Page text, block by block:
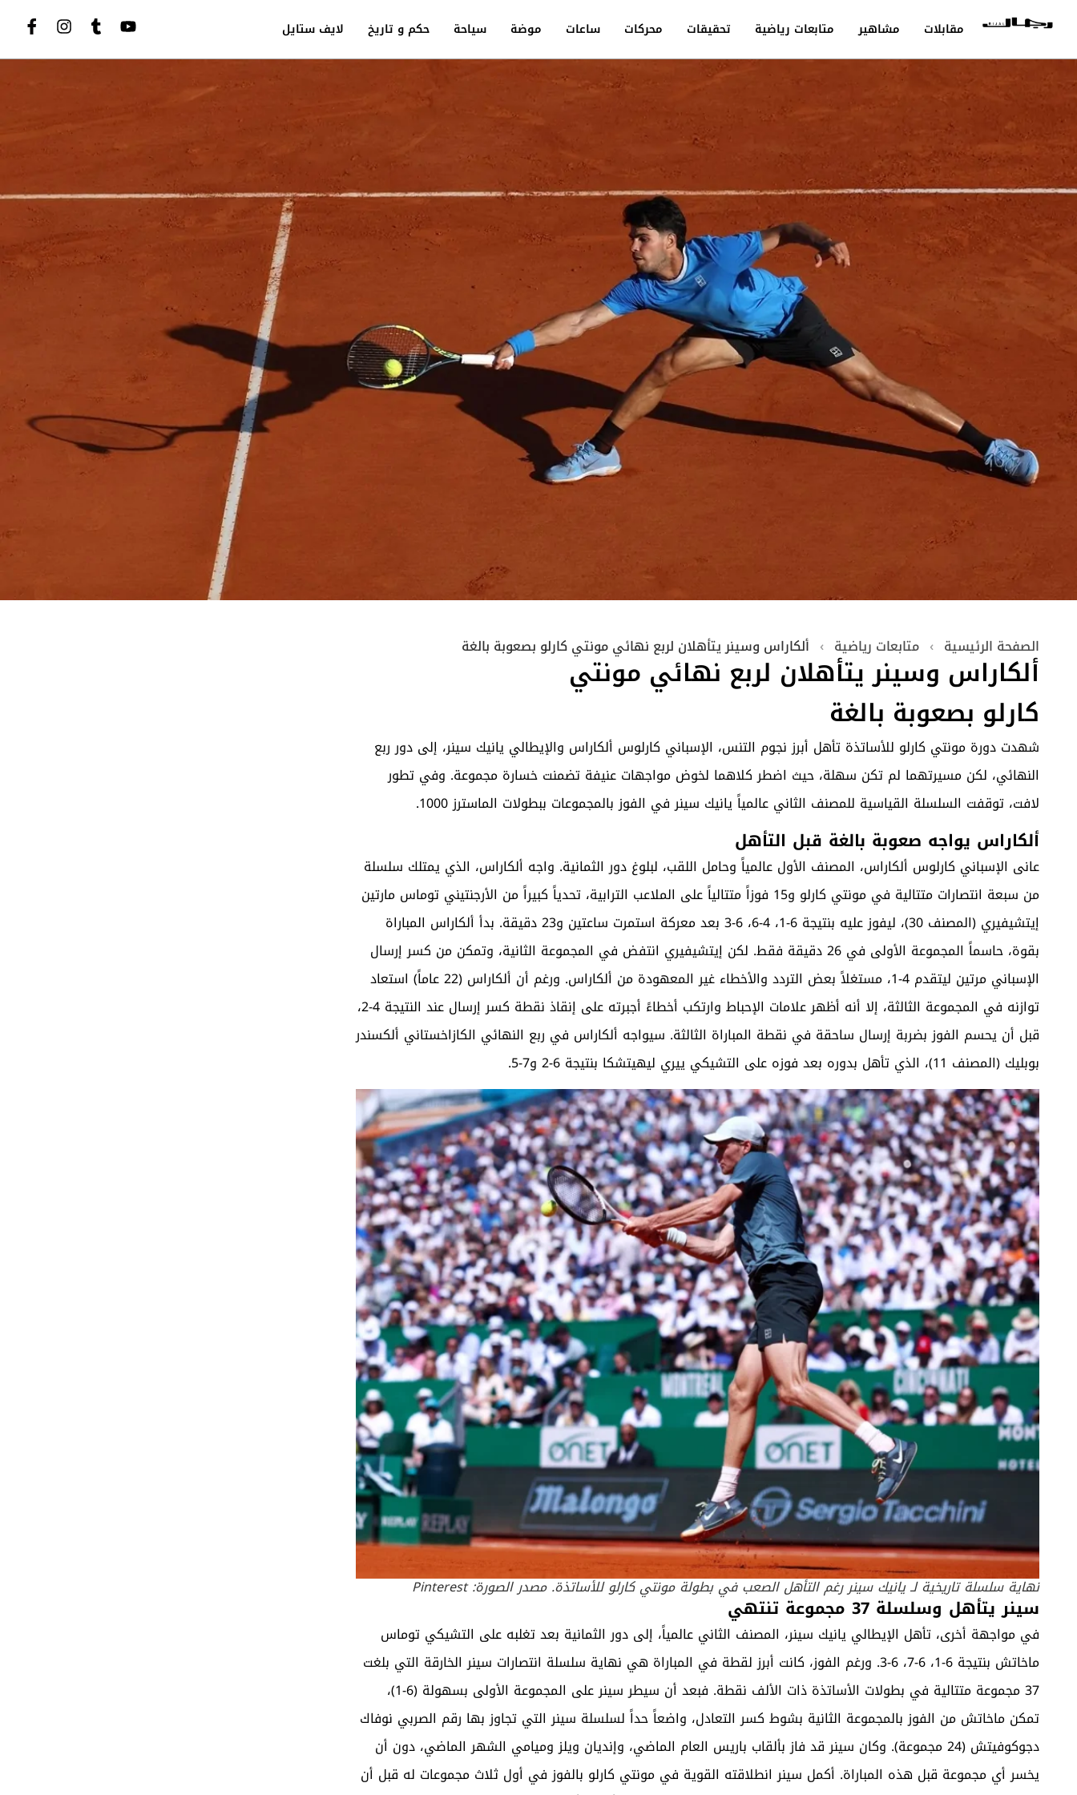
لايف ستايل حكم و تاريخ سياحة موضة ساعات محركات تحقيقات متابعات رياضية مشاهير مقابلات
الصفحة الرئيسية › متابعات رياضية › ألكاراس وسينر يتأهلان لربع نهائي مونتي كارلو بصعوبة بالغة
ألكاراس وسينر يتأهلان لربع نهائي مونتي
كارلو بصعوبة بالغة
شهدت دورة مونتي كارلو للأساتذة تأهل أبرز نجوم التنس، الإسباني كارلوس ألكاراس والإيطالي يانيك سينر، إلى دور ربع
النهائي، لكن مسيرتهما لم تكن سهلة، حيث اضطر كلاهما لخوض مواجهات عنيفة تضمنت خسارة مجموعة. وفي تطور
لافت، توقفت السلسلة القياسية للمصنف الثاني عالمياً يانيك سينر في الفوز بالمجموعات ببطولات الماسترز 1000.
ألكاراس يواجه صعوبة بالغة قبل التأهل
عانى الإسباني كارلوس ألكاراس، المصنف الأول عالمياً وحامل اللقب، لبلوغ دور الثمانية. واجه ألكاراس، الذي يمتلك سلسلة
من سبعة انتصارات متتالية في مونتي كارلو و15 فوزاً متتالياً على الملاعب الترابية، تحدياً كبيراً من الأرجنتيني توماس مارتين
إيتشيفيري (المصنف 30)، ليفوز عليه بنتيجة 6-1، 4-6، 6-3 بعد معركة استمرت ساعتين و23 دقيقة. بدأ ألكاراس المباراة
بقوة، حاسماً المجموعة الأولى في 26 دقيقة فقط. لكن إيتشيفيري انتفض في المجموعة الثانية، وتمكن من كسر إرسال
الإسباني مرتين ليتقدم 4-1، مستغلاً بعض التردد والأخطاء غير المعهودة من ألكاراس. ورغم أن ألكاراس (22 عاماً) استعاد
توازنه في المجموعة الثالثة، إلا أنه أظهر علامات الإحباط وارتكب أخطاءً أجبرته على إنقاذ نقطة كسر إرسال عند النتيجة 4-2،
قبل أن يحسم الفوز بضربة إرسال ساحقة في نقطة المباراة الثالثة. سيواجه ألكاراس في ربع النهائي الكازاخستاني ألكسندر
بوبليك (المصنف 11)، الذي تأهل بدوره بعد فوزه على التشيكي ييري ليهيتشكا بنتيجة 6-2 و7-5.
نهاية سلسلة تاريخية لـ يانيك سينر رغم التأهل الصعب في بطولة مونتي كارلو للأساتذة. مصدر الصورة: Pinterest
سينر يتأهل وسلسلة 37 مجموعة تنتهي
في مواجهة أخرى، تأهل الإيطالي يانيك سينر، المصنف الثاني عالمياً، إلى دور الثمانية بعد تغلبه على التشيكي توماس
ماخاتش بنتيجة 6-1، 6-7، 6-3. ورغم الفوز، كانت أبرز لقطة في المباراة هي نهاية سلسلة انتصارات سينر الخارقة التي بلغت
37 مجموعة متتالية في بطولات الأساتذة ذات الألف نقطة. فبعد أن سيطر سينر على المجموعة الأولى بسهولة (6-1)،
تمكن ماخاتش من الفوز بالمجموعة الثانية بشوط كسر التعادل، واضعاً حداً لسلسلة سينر التي تجاوز بها رقم الصربي نوفاك
دجوكوفيتش (24 مجموعة). وكان سينر قد فاز بألقاب باريس العام الماضي، وإنديان ويلز وميامي الشهر الماضي، دون أن
يخسر أي مجموعة قبل هذه المباراة. أكمل سينر انطلاقته القوية في مونتي كارلو بالفوز في أول ثلاث مجموعات له قبل أن